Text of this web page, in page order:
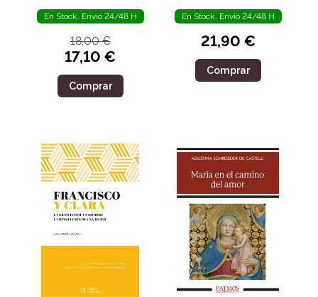
En Stock. Envío 24/48 H
18,00 €
17,10 €
Comprar
En Stock. Envío 24/48 H
21,90 €
Comprar